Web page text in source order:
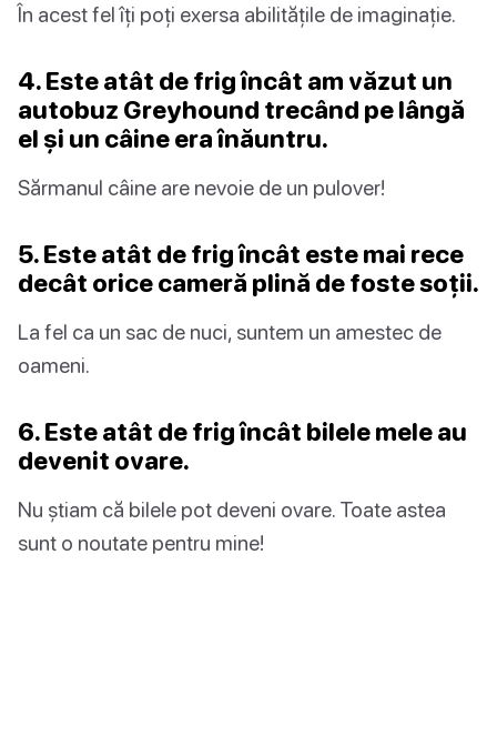
În acest fel îți poți exersa abilitățile de imaginație.
4. Este atât de frig încât am văzut un
autobuz Greyhound trecând pe lângă
el și un câine era înăuntru.
Sărmanul câine are nevoie de un pulover!
5. Este atât de frig încât este mai rece
decât orice cameră plină de foste soții.
La fel ca un sac de nuci, suntem un amestec de
oameni.
6. Este atât de frig încât bilele mele au
devenit ovare.
Nu știam că bilele pot deveni ovare. Toate astea
sunt o noutate pentru mine!